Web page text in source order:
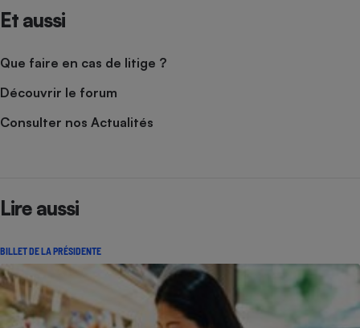
Et aussi
Que faire en cas de litige ?
Découvrir le forum
Consulter nos Actualités
Lire aussi
BILLET DE LA PRÉSIDENTE